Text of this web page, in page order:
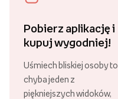
Pobierz aplikację i
kupuj wygodniej!
Uśmiech bliskiej osoby to
chyba jeden z
piękniejszych widoków,